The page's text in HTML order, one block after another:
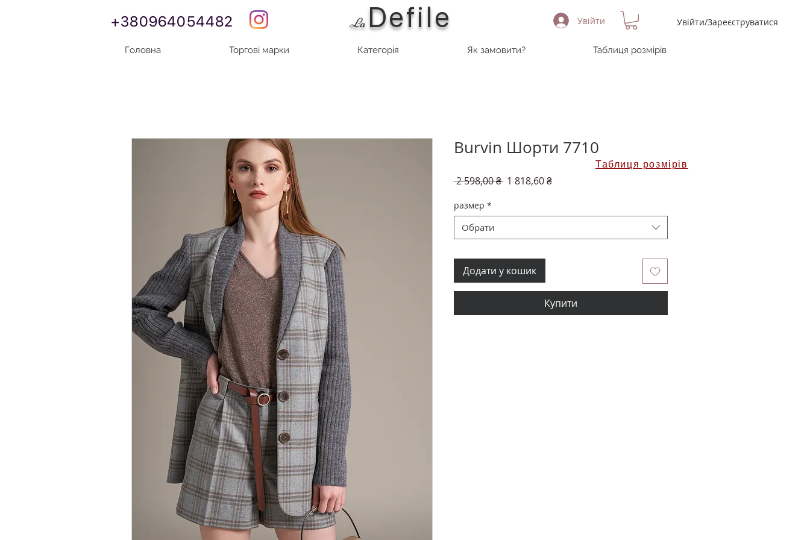
+380964054482 La Defile Увійти Увійти/Зареєструватися
Головна Торгові марки Категорія Як замовити? Таблиця розмірів
Burvin Шорти 7710
2 598,00 ₴ Звичайна
1 818,60 ₴За
размер *
Обрати
Додати у кошик
Купити
Таблиця розмірів